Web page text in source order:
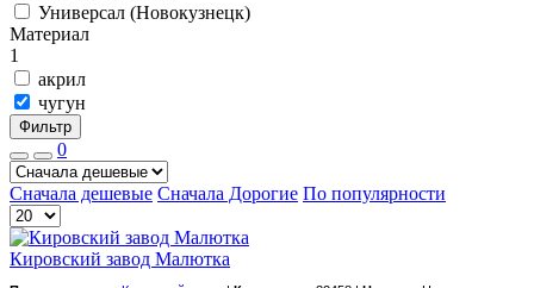
Универсал (Новокузнецк)
Материал
1
акрил
чугун
Фильтр
0
Сначала дешевые Сначала Дорогие По популярности
Кировский завод Малютка